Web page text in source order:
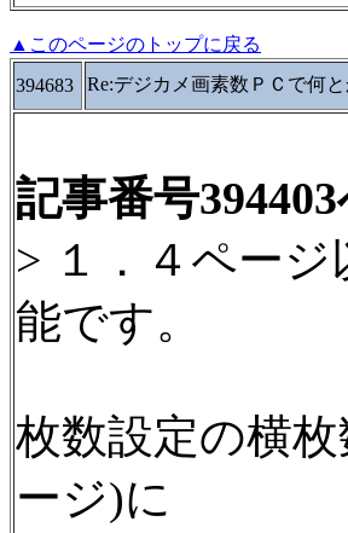
▲このページのトップに戻る
394683
Re:デジカメ画素数ＰＣで何
記事番号
> １．４ペー
能です。
枚数設定の横
ージ)に